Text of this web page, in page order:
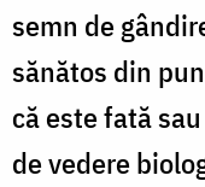
semn de
sănătos din
că este fată
de vedere